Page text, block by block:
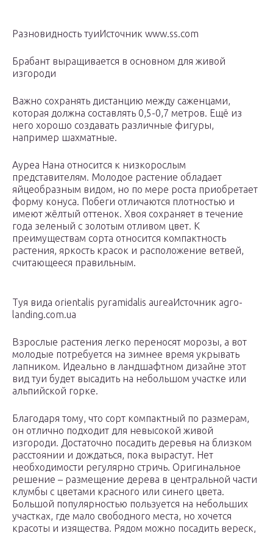
Разновидность туиИсточник www.ss.com
Брабант выращивается в основном для живой
изгороди
Важно сохранять дистанцию между саженцами,
которая должна составлять 0,5-0,7 метров. Ещё из
него хорошо создавать различные фигуры,
например шахматные.
Ауреа Нана относится к низкорослым
представителям. Молодое растение обладает
яйцеобразным видом, но по мере роста приобретает
форму конуса. Побеги отличаются плотностью и
имеют жёлтый оттенок. Хвоя сохраняет в течение
года зеленый с золотым отливом цвет. К
преимуществам сорта относится компактность
растения, яркость красок и расположение ветвей,
считающееся правильным.
Туя вида orientalis pyramidalis aureaИсточник agro-
landing.com.ua
Взрослые растения легко переносят морозы, а вот
молодые потребуется на зимнее время укрывать
лапником. Идеально в ландшафтном дизайне этот
вид туи будет высадить на небольшом участке или
альпийской горке.
Благодаря тому, что сорт компактный по размерам,
он отлично подходит для невысокой живой
изгороди. Достаточно посадить деревья на близком
расстоянии и дождаться, пока вырастут. Нет
необходимости регулярно стричь. Оригинальное
решение – размещение дерева в центральной части
клумбы с цветами красного или синего цвета.
Большой популярностью пользуется на небольших
участках, где мало свободного места, но хочется
красоты и изящества. Рядом можно посадить вереск,